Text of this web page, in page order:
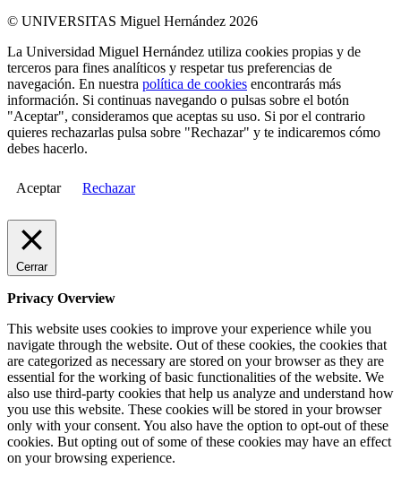
© UNIVERSITAS Miguel Hernández 2026
La Universidad Miguel Hernández utiliza cookies propias y de
terceros para fines analíticos y respetar tus preferencias de
navegación. En nuestra política de cookies encontrarás más
información. Si continuas navegando o pulsas sobre el botón
"Aceptar", consideramos que aceptas su uso. Si por el contrario
quieres rechazarlas pulsa sobre "Rechazar" y te indicaremos cómo
debes hacerlo.
Aceptar Rechazar
Cerrar
Privacy Overview
This website uses cookies to improve your experience while you
navigate through the website. Out of these cookies, the cookies that
are categorized as necessary are stored on your browser as they are
essential for the working of basic functionalities of the website. We
also use third-party cookies that help us analyze and understand how
you use this website. These cookies will be stored in your browser
only with your consent. You also have the option to opt-out of these
cookies. But opting out of some of these cookies may have an effect
on your browsing experience.